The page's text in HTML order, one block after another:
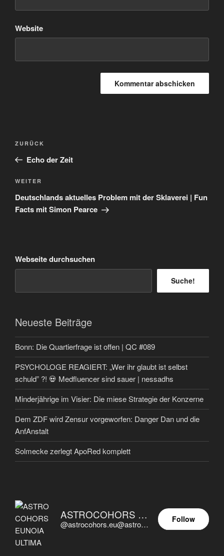
Website
Beitragsnavigation
Vorheriger
Beitrag
ZURÜCK
Echo der Zeit
Nächster
Beitrag
WEITER
Deutschlands aktuelles Problem mit der Sklaverei | Fun
Facts mit Simon Pearce
Webseite durchsuchen
Suche!
Neueste Beiträge
Bonn: Die Quartierfrage ist offen | QC #089
PSYCHOLOGE REAGIERT: „Wer ihr glaubt ist selbst
schuld” ?! 💀 Medfluencer sind sauer | nessadhs
Minderjährige im Visier: Die miese Strategie der Konzerne
Dem ZDF wird Zensur vorgeworfen: Danger Dan und die
AnfAnstalt
Solmecke zerlegt ApoRed komplett
ASTROCOHORS EUNOIA ULTIMA
@astrocohors.eu@astrocohors.eu
Follow